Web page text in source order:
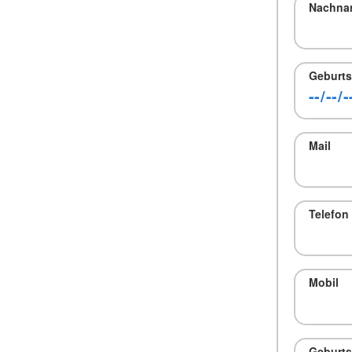
Mail
Telefon
Mobil